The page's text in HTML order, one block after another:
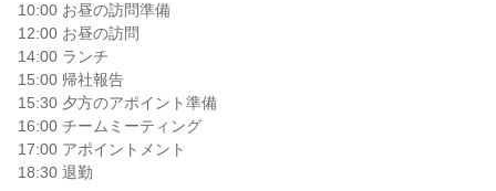
10:00 お昼の訪問準備
12:00 お昼の訪問
14:00 ランチ
15:00 帰社報告
15:30 夕方のアポイント準備
16:00 チームミーティング
17:00 アポイントメント
18:30 退勤